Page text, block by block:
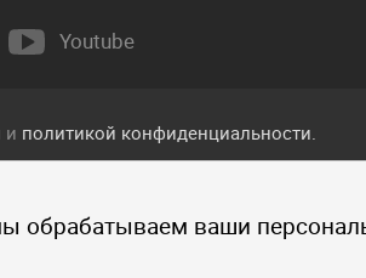
обрабатываем ваши
Youtube
и политикой конфиденциальности.
объекты, опубликованные
компании Пакетмаркет.
данного сайта запрещено.